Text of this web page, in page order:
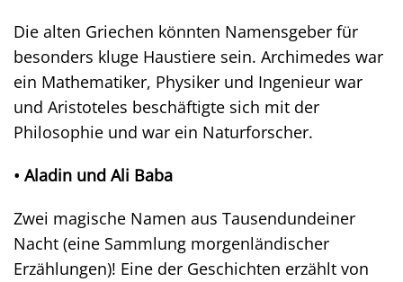
Die alten Griechen könnten Namensgeber für
besonders kluge Haustiere sein. Archimedes war
ein Mathematiker, Physiker und Ingenieur war
und Aristoteles beschäftigte sich mit der
Philosophie und war ein Naturforscher.
• Aladin und Ali Baba
Zwei magische Namen aus Tausendundeiner
Nacht (eine Sammlung morgenländischer
Erzählungen)! Eine der Geschichten erzählt von